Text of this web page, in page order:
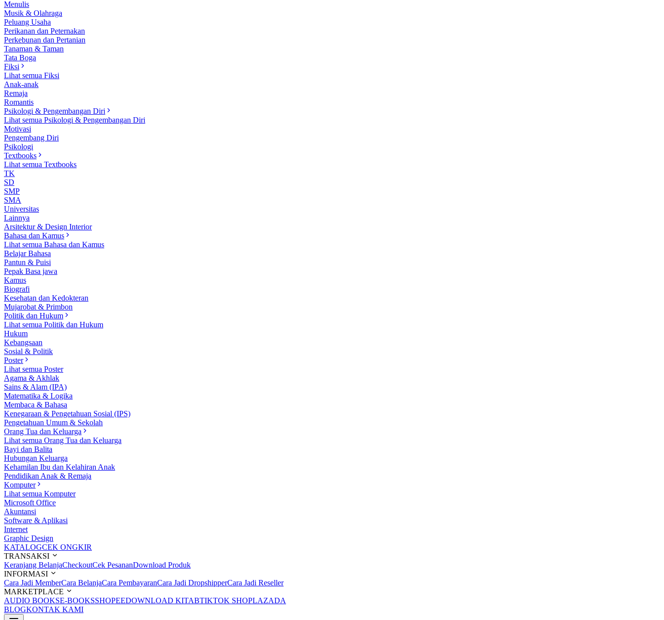
Menulis
Musik & Olahraga
Peluang Usaha
Perikanan dan Peternakan
Perkebunan dan Pertanian
Tanaman & Taman
Tata Boga
Fiksi
Lihat semua Fiksi
Anak-anak
Remaja
Romantis
Psikologi & Pengembangan Diri
Lihat semua Psikologi & Pengembangan Diri
Motivasi
Pengembang Diri
Psikologi
Textbooks
Lihat semua Textbooks
TK
SD
SMP
SMA
Universitas
Lainnya
Arsitektur & Design Interior
Bahasa dan Kamus
Lihat semua Bahasa dan Kamus
Belajar Bahasa
Pantun & Puisi
Pepak Basa jawa
Kamus
Biografi
Kesehatan dan Kedokteran
Mujarobat & Primbon
Politik dan Hukum
Lihat semua Politik dan Hukum
Hukum
Kebangsaan
Sosial & Politik
Poster
Lihat semua Poster
Agama & Akhlak
Sains & Alam (IPA)
Matematika & Logika
Membaca & Bahasa
Kenegaraan & Pengetahuan Sosial (IPS)
Pengetahuan Umum & Sekolah
Orang Tua dan Keluarga
Lihat semua Orang Tua dan Keluarga
Bayi dan Balita
Hubungan Keluarga
Kehamilan Ibu dan Kelahiran Anak
Pendidikan Anak & Remaja
Komputer
Lihat semua Komputer
Microsoft Office
Akuntansi
Software & Aplikasi
Internet
Graphic Design
KATALOGCEK ONGKIR
TRANSAKSI
Keranjang BelanjaCheckoutCek PesananDownload Produk
INFORMASI
Cara Jadi MemberCara BelanjaCara PembayaranCara Jadi DropshipperCara Jadi Reseller
MARKETPLACE
AUDIO BOOKSE-BOOKSSHOPEEDOWNLOAD KITABTIKTOK SHOPLAZADA
BLOGKONTAK KAMI